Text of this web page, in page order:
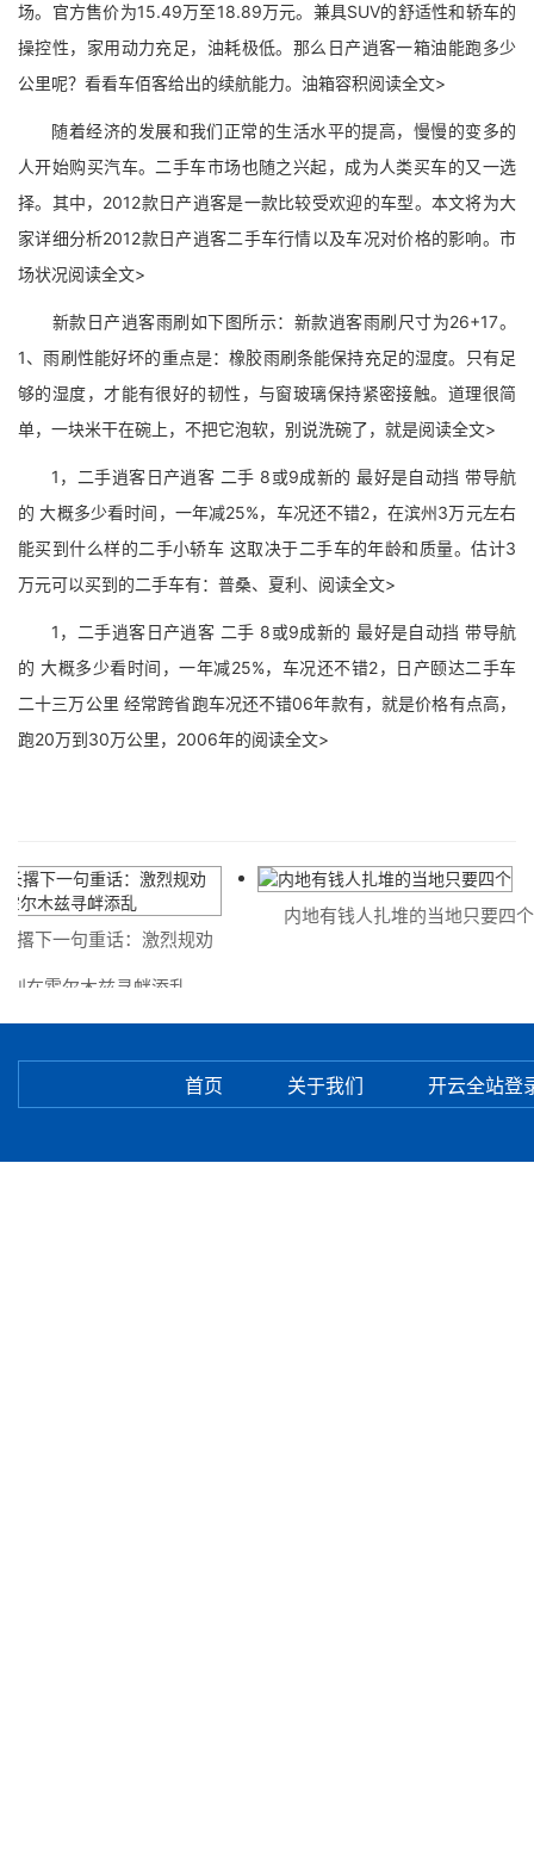
场。官方售价为15.49万至18.89万元。兼具SUV的舒适性和轿车的
操控性，家用动力充足，油耗极低。那么日产逍客一箱油能跑多少
公里呢？看看车佰客给出的续航能力。油箱容积阅读全文>
随着经济的发展和我们正常的生活水平的提高，慢慢的变多的
人开始购买汽车。二手车市场也随之兴起，成为人类买车的又一选
择。其中，2012款日产逍客是一款比较受欢迎的车型。本文将为大
家详细分析2012款日产逍客二手车行情以及车况对价格的影响。市
场状况阅读全文>
新款日产逍客雨刷如下图所示：新款逍客雨刷尺寸为26+17。
1、雨刷性能好坏的重点是：橡胶雨刷条能保持充足的湿度。只有足
够的湿度，才能有很好的韧性，与窗玻璃保持紧密接触。道理很简
单，一块米干在碗上，不把它泡软，别说洗碗了，就是阅读全文>
1，二手逍客日产逍客 二手 8或9成新的 最好是自动挡 带导航
的 大概多少看时间，一年减25%，车况还不错2，在滨州3万元左右
能买到什么样的二手小轿车 这取决于二手车的年龄和质量。估计3
万元可以买到的二手车有：普桑、夏利、阅读全文>
1，二手逍客日产逍客 二手 8或9成新的 最好是自动挡 带导航
的 大概多少看时间，一年减25%，车况还不错2，日产颐达二手车
二十三万公里 经常跨省跑车况还不错06年款有，就是价格有点高，
跑20万到30万公里，2006年的阅读全文>
下一句重话：激烈规劝
在霍尔木兹寻衅添乱
内地有钱人扎堆的当地只要四个
首页 关于我们 开云全站登